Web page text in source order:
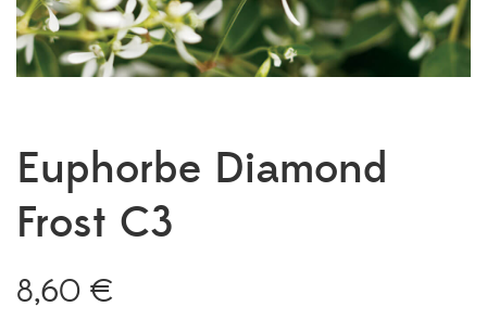
Euphorbe Diamond
Frost C3
8,60 €